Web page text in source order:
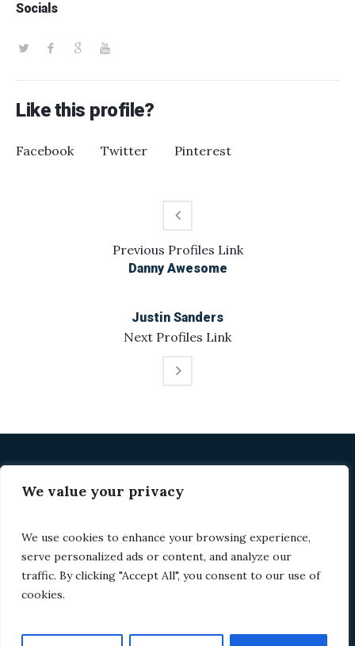
We value your privacy
We use cookies to enhance your browsing experience,
serve personalized ads or content, and analyze our
traffic. By clicking "Accept All", you consent to our use of
cookies.
Socials
Like this profile?
Facebook Twitter Pinterest
Previous Profiles Link
Danny Awesome
Next Profiles Link
Justin Sanders